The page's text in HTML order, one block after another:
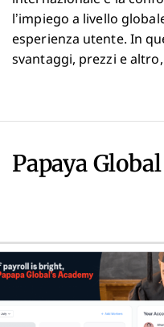
l’impiego a livello
esperienza utente. In
svantaggi, prezzi e
Papaya